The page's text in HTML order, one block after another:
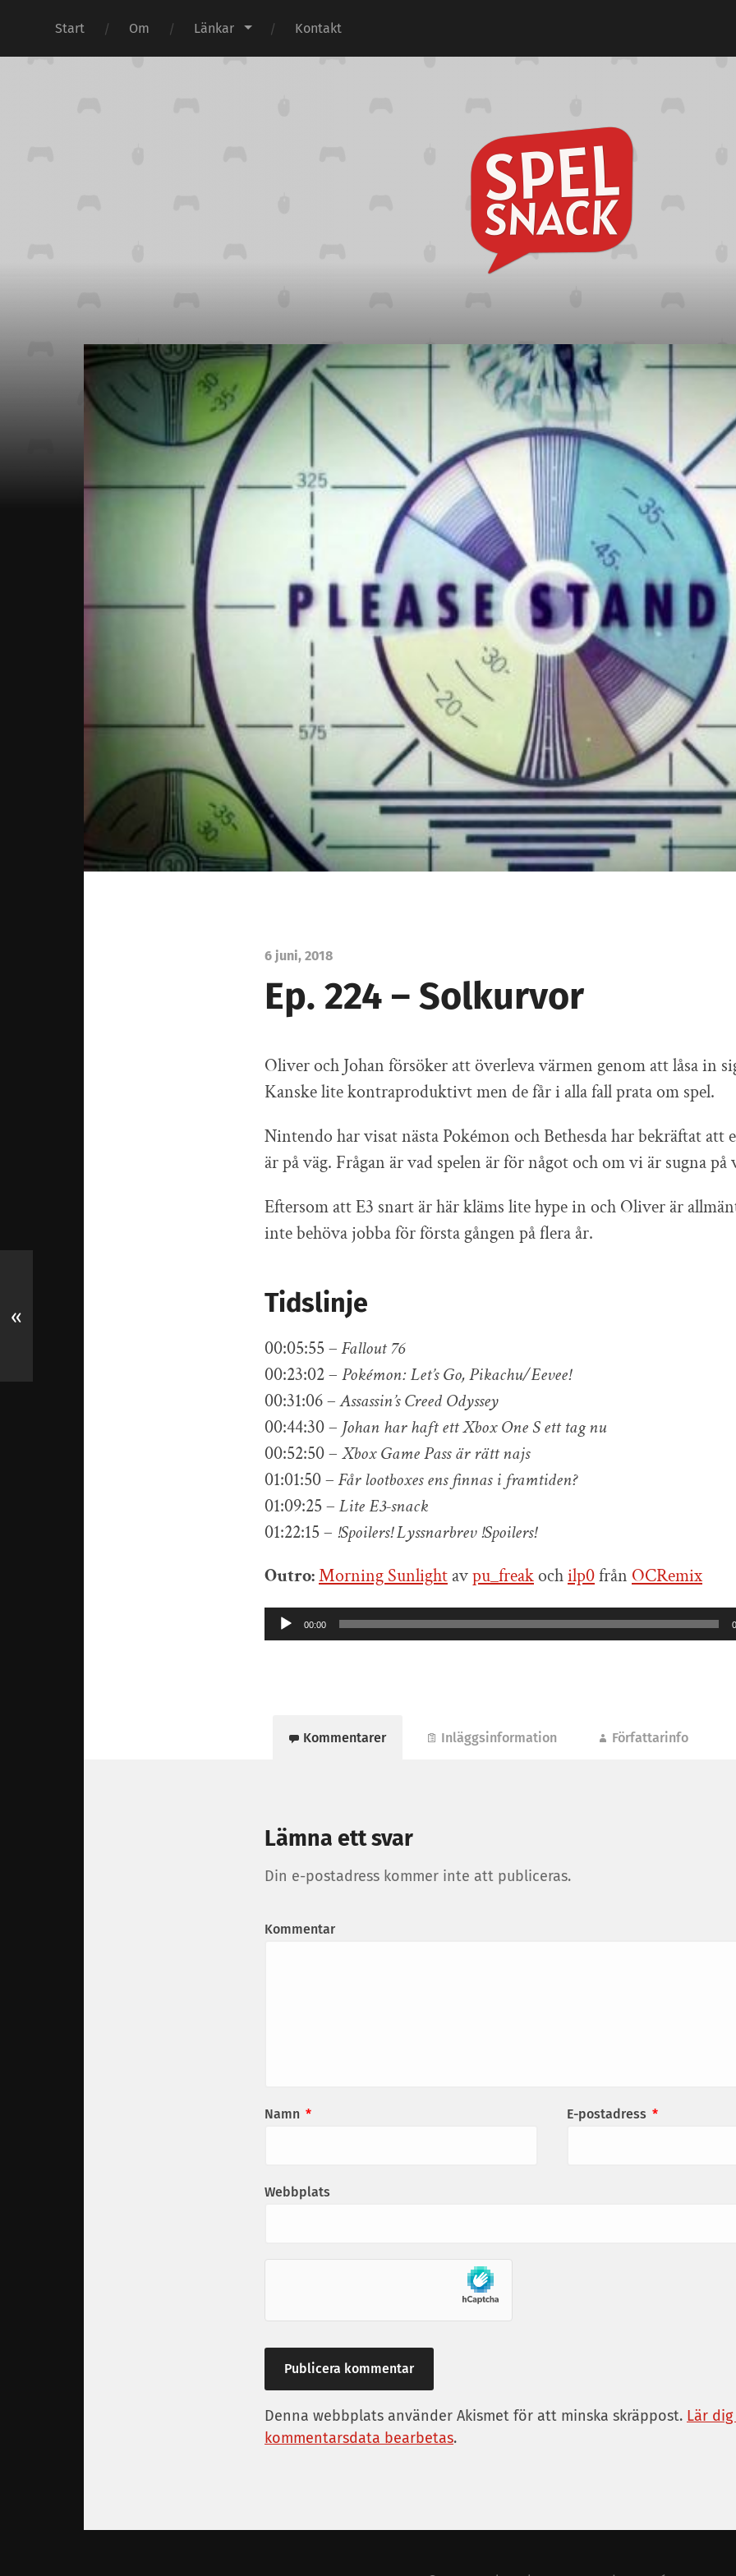
Start Om Länkar Kontakt
6 juni, 2018
Ep. 224 – Solkurvor
Oliver och Johan försöker att överleva värmen genom att låsa in
Kanske lite kontraproduktivt men de får i alla fall prata om spel.
Nintendo har visat nästa Pokémon och Bethesda har bekräftat att
är på väg. Frågan är vad spelen är för något och om vi är sugna på
Eftersom att E3 snart är här kläms lite hype in och Oliver är
inte behöva jobba för första gången på flera år.
Tidslinje
00:05:55 –Fallout 76
00:23:02 – Pokémon: Let’s Go, Pikachu/Eevee!
00:31:06 –Assassin’s Creed Odyssey
00:44:30 – Johan har haft ett Xbox One S ett tag nu
00:52:50 – Xbox Game Pass är rätt najs
01:01:50 –Får lootboxes ens finnas i framtiden?
01:09:25 – Lite E3-snack
01:22:15 – !Spoilers! Lyssnarbrev !Spoilers!
Outro:Morning Sunlight avpu_freakochilp0från OCRemix
Ljudspelare
00:00
Kommentarer Inläggsinformation Författarinfo
Lämna ett svar
Din e-postadress kommer inte att publiceras.
Kommentar
Namn * E-postadress *
Webbplats
Denna webbplats använder Akismet för att minska skräppost. Lär
kommentarsdata bearbetas.
«